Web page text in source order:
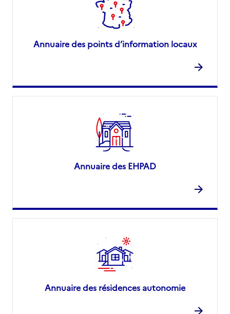
Annuaire des points d’information locaux
Annuaire des EHPAD
Annuaire des résidences autonomie